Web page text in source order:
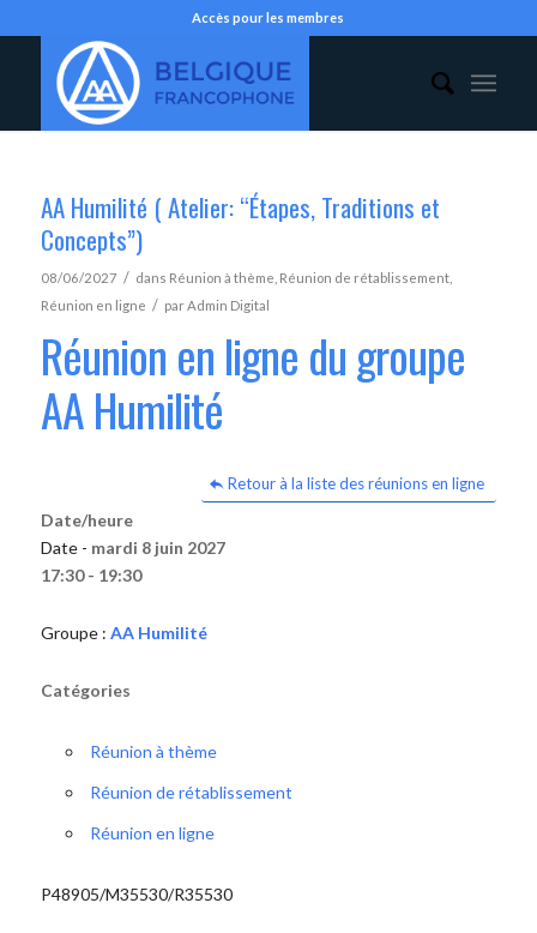
Accès pour les membres
AA Humilité ( Atelier: “Étapes, Traditions et
Concepts”)
08/06/2027 / dans Réunion à thème Réunion de rétablissement,
Réunion en ligne / parAdmin Digital
Réunion en ligne du groupe
AA Humilité
Retour à la liste des réunions en ligne
Date/heure
Date - mardi 8 juin 2027
17:30 - 19:30
Groupe : AA Humilité
Catégories
Réunion à thème
Réunion de rétablissement
Réunion en ligne
P48905/M35530/R35530